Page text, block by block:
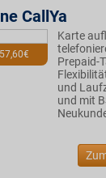
CallYa
Karte
Prepaid-
und
und mit